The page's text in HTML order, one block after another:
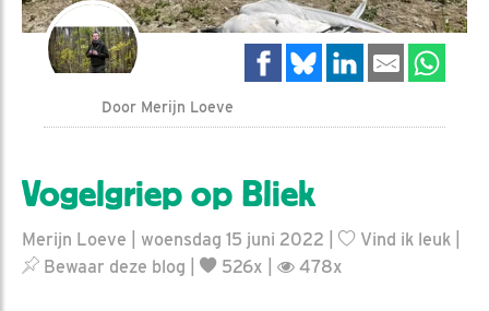
Door Merijn Loeve
Vogelgriep op Bliek
Merijn Loeve | woensdag 15 juni 2022 | Vind ik leuk
Bewaar deze blog
526x | 478x